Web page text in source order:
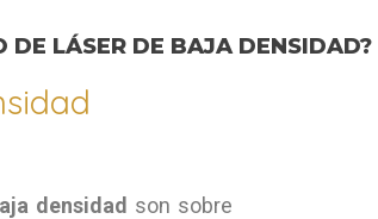
DE LÁSER DE BAJA DENSIDAD?
densidad son sobre